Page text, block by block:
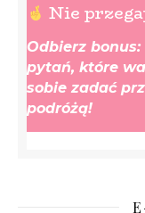
Nie
Odbierz bonus:
pytań, które
sobie zadać
podróżą!